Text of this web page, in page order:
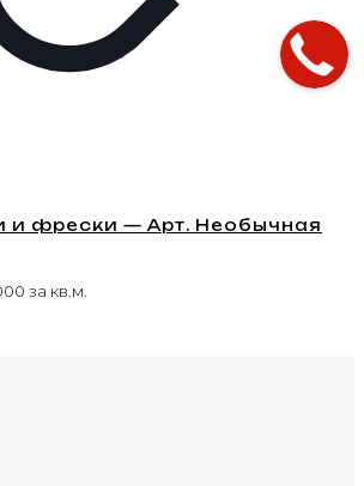
и фрески — Арт. Необычная
за кв.м.